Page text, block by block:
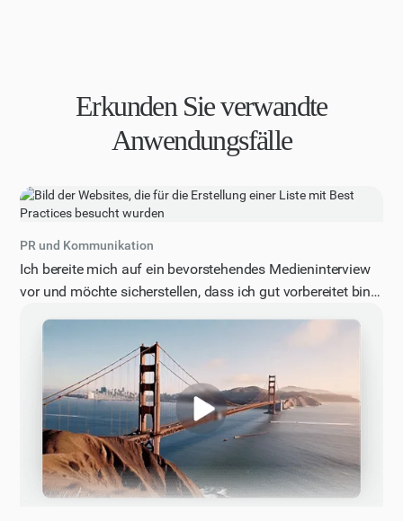
Erkunden Sie verwandte
Anwendungsfälle
PR und Kommunikation
Ich bereite mich auf ein bevorstehendes Medieninterview
vor und möchte sicherstellen, dass ich gut vorbereitet bin.
Vorbereitung auf ein Medieninterview geben,
einschließlich Tipps zur Formulierung wichtiger
Botschaften, zum Umgang mit schwierigen Fragen und
zur effektiven Vermittlung meiner Forschungsergebnisse
an ein allgemeines Publikum? Bitte geben Sie Ihre Antwort
in einer nummerierten Liste an, wobei jede bewährte
Methode klar und präzise beschrieben ist.